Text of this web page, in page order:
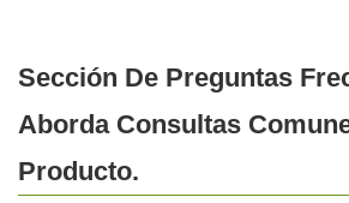
Sección De Preguntas
Aborda Consultas
Producto.